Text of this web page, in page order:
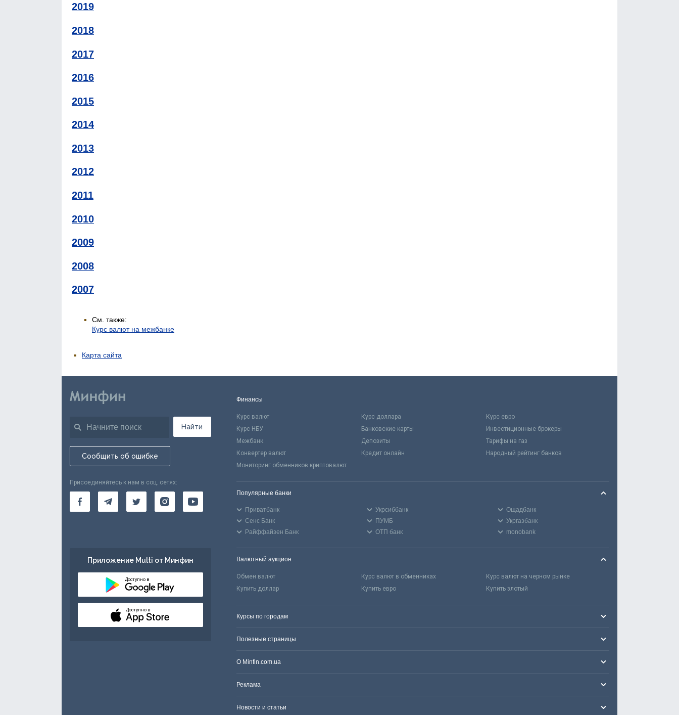
2019
2018
2017
2016
2015
2014
2013
2012
2011
2010
2009
2008
2007
См. также:
Курс валют на межбанке
Карта сайта
Найти
Сообщить об ошибке
Присоединяйтесь к нам в соц. сетях:
Приложение Multi от Минфин
Доступно в
Доступно в
Финансы
Курс валют Курс доллара
Курс евро
Курс НБУ
Банковские карты
Инвестиционные брокеры
Межбанк
Депозиты
Тарифы на газ
Конвертер валют
Кредит онлайн
Народный рейтинг банков
Мониторинг обменников криптовалют
Популярные банки
Приватбанк Укрсиббанк
Ощадбанк
Сенс Банк
ПУМБ
Укргазбанк
Райффайзен Банк
ОТП банк monobank
Валютный аукцион
Обмен валют Курс валют в обменниках
Курс валют на черном рынке
Купить доллар
Купить евро Купить злотый
Курсы по городам
Полезные страницы
О Minfin.com.ua
Реклама
Новости и статьи